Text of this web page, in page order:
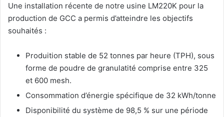
Une installation récente de notre usine LM220K pour la
production de GCC a permis d’atteindre les objectifs
souhaités :
Produition stable de 52 tonnes par heure (TPH), sous
forme de poudre de granulatité comprise entre 325
et 600 mesh.
Consommation d’énergie spécifique de 32 kWh/tonne
Disponibilité du système de 98,5 % sur une période